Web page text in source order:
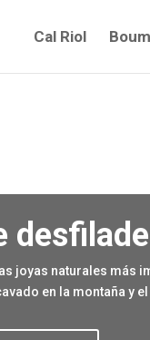
Cal Riol
joyas naturales más
en la montaña y